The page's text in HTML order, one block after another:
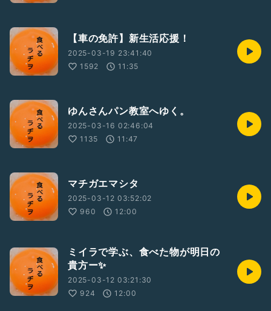
【車の免許】新生活応援！
2025-03-19 23:41:40
1592
11:35
ゆんさんパン教室へゆく。
2025-03-16 02:46:04
1135
11:47
マチガエマシタ
2025-03-12 03:52:02
960
12:00
ミイラで学ぶ、食べた物が明日の
貴方ー✨
2025-03-12 03:21:30
924
12:00